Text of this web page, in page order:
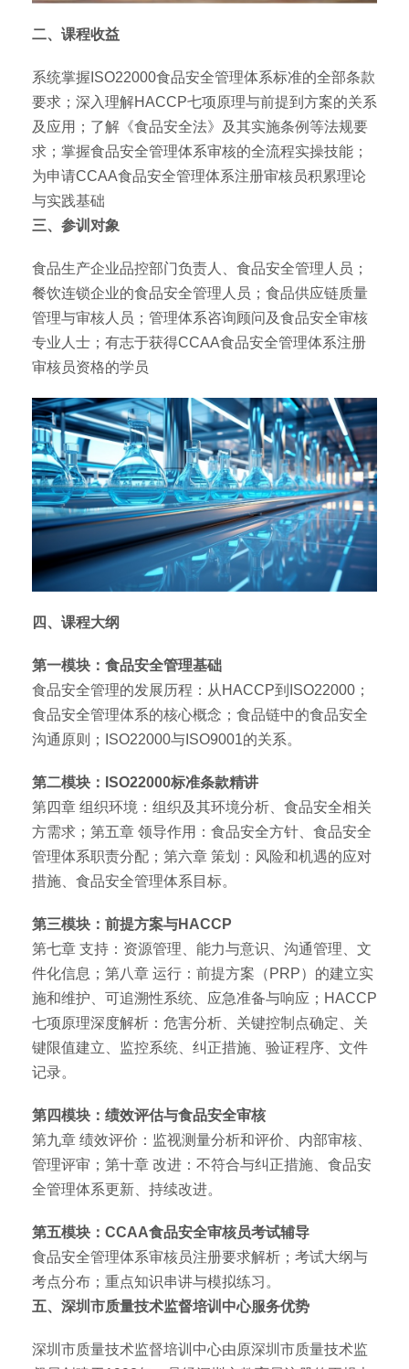
二、课程收益
系统掌握ISO22000食品安全管理体系标准的全部条款
要求；深入理解HACCP七项原理与前提到方案的关系
及应用；了解《食品安全法》及其实施条例等法规要
求；掌握食品安全管理体系审核的全流程实操技能；
为申请CCAA食品安全管理体系注册审核员积累理论
与实践基础
三、参训对象
食品生产企业品控部门负责人、食品安全管理人员；
餐饮连锁企业的食品安全管理人员；食品供应链质量
管理与审核人员；管理体系咨询顾问及食品安全审核
专业人士；有志于获得CCAA食品安全管理体系注册
审核员资格的学员
四、课程大纲
第一模块：食品安全管理基础
食品安全管理的发展历程：从HACCP到ISO22000；
食品安全管理体系的核心概念；食品链中的食品安全
沟通原则；ISO22000与ISO9001的关系。
第二模块：ISO22000标准条款精讲
第四章 组织环境：组织及其环境分析、食品安全相关
方需求；第五章 领导作用：食品安全方针、食品安全
管理体系职责分配；第六章 策划：风险和机遇的应对
措施、食品安全管理体系目标。
第三模块：前提方案与HACCP
第七章 支持：资源管理、能力与意识、沟通管理、文
件化信息；第八章 运行：前提方案（PRP）的建立实
施和维护、可追溯性系统、应急准备与响应；HACCP
七项原理深度解析：危害分析、关键控制点确定、关
键限值建立、监控系统、纠正措施、验证程序、文件
记录。
第四模块：绩效评估与食品安全审核
第九章 绩效评价：监视测量分析和评价、内部审核、
管理评审；第十章 改进：不符合与纠正措施、食品安
全管理体系更新、持续改进。
第五模块：CCAA食品安全审核员考试辅导
食品安全管理体系审核员注册要求解析；考试大纲与
考点分布；重点知识串讲与模拟练习。
五、深圳市质量技术监督培训中心服务优势
深圳市质量技术监督培训中心由原深圳市质量技术监